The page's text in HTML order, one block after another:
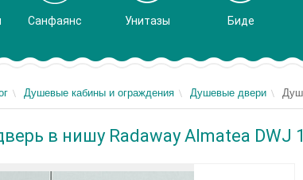
Санфаянс Унитазы Биде
Душевые кабины и ограждения Душевые двери
в нишу Radaway Almatea DWJ